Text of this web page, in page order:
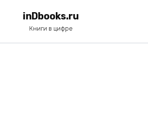
inDbooks.ru
Книги в цифре